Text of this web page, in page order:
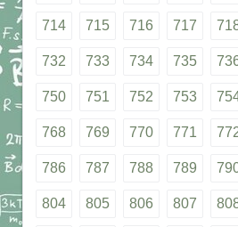
714 715 716 717
732 733 734 735
750 751 752 753
768 769 770 771
786 787 788 789
804 805 806 807